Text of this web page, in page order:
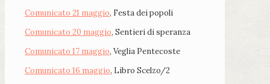
Comunicato 21 maggio, Festa dei popoli
Comunicato 20 maggio, Sentieri di speranza
Comunicato 17 maggio, Veglia Pentecoste
Comunicato 16 maggio, Libro Scelzo/2